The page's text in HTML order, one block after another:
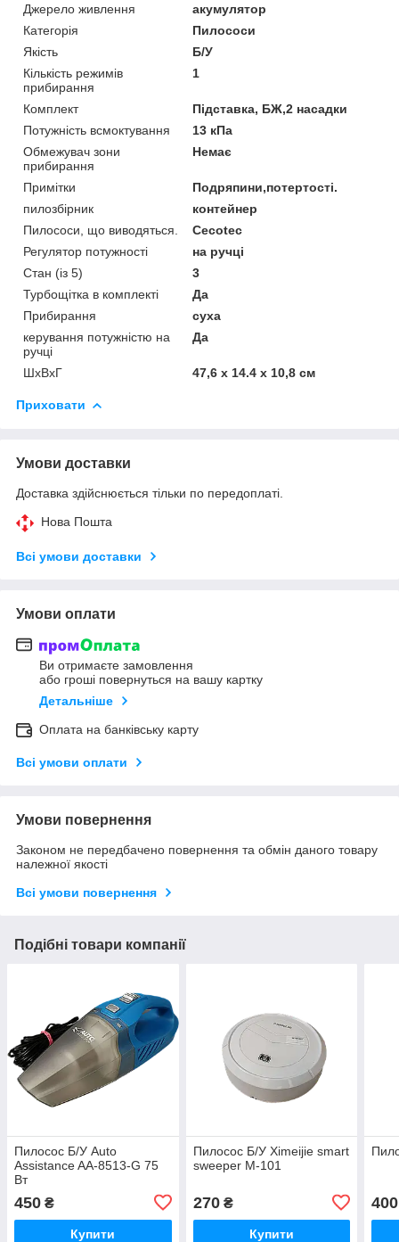
Джерело живлення
акумулятор
Категорія
Пилососи
Якість
Б/У
Кількість режимів
прибирання
1
Комплект
Підставка, БЖ,2 насадки
Потужність всмоктування
13 кПа
Обмежувач зони
прибирання
Немає
Примітки
Подряпини,потертості.
пилозбірник
контейнер
Пилососи, що виводяться.
Cecotec
Регулятор потужності
на ручці
Стан (із 5)
3
Турбощітка в комплекті
Да
Прибирання
суха
керування потужністю на
ручці
Да
ШхВхГ 47,6 x 14.4 x 10,8 см
Приховати
Умови доставки
Доставка здійснюється тільки по передоплаті.
Нова Пошта
Всі умови доставки
Умови оплати
Ви отримаєте замовлення
або гроші повернуться на вашу картку
Детальніше
Оплата на банківську карту
Всі умови оплати
Умови повернення
Законом не передбачено повернення та обмін даного товару
належної якості
Всі умови повернення
Подібні товари компанії
Пилосос Б/У Auto
Assistance AA-8513-G 75
Вт
450 ₴
Купити
Пилосос Б/У Ximeijie smart
sweeper M-101
270₴
Купити
400